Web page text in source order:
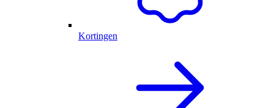
Kortingen